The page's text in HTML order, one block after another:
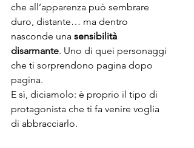
che all’apparenza può sembrare
duro, distante… ma dentro
nasconde una sensibilità
disarmante. Uno di quei personaggi
che ti sorprendono pagina dopo
pagina.
E sì, diciamolo: è proprio il tipo di
protagonista che ti fa venire voglia
di abbracciarlo.